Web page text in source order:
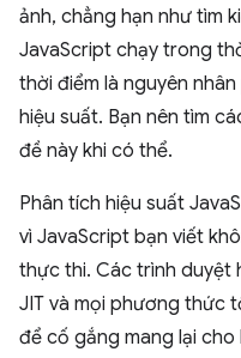
ảnh, chẳng hạn như tìm
JavaScript chạy trong
thời điểm là nguyên
hiệu suất. Bạn nên tìm
đề này khi có thể.
Phân tích hiệu suất
vì JavaScript bạn viết
thực thi. Các trình duyệt
JIT và mọi phương thức
để cố gắng mang lại